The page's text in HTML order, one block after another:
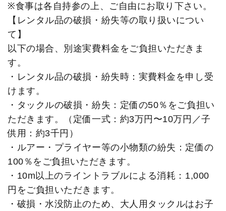
※食事は各自持参の上、ご自由にお取り下さい。
【レンタル品の破損・紛失等の取り扱いについ
て】
以下の場合、別途実費料金をご負担いただきま
す。
・レンタル品の破損・紛失時：実費料金を申し受
けます。
・タックルの破損・紛失：定価の50％をご負担い
ただきます。（定価一式：約3万円〜10万円／子
供用：約3千円）
・ルアー・プライヤー等の小物類の紛失：定価の
100％をご負担いただきます。
・10m以上のライントラブルによる消耗：1,000
円をご負担いただきます。
・破損・水没防止のため、大人用タックルはお子